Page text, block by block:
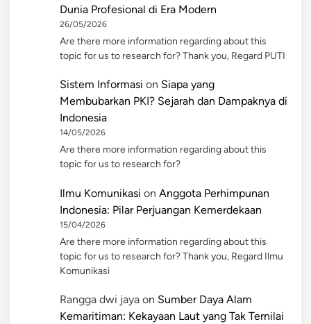
Dunia Profesional di Era Modern
26/05/2026
Are there more information regarding about this
topic for us to research for? Thank you, Regard PUTI
Sistem Informasi on Siapa yang
Membubarkan PKI? Sejarah dan Dampaknya di
Indonesia
14/05/2026
Are there more information regarding about this
topic for us to research for?
Ilmu Komunikasi on Anggota Perhimpunan
Indonesia: Pilar Perjuangan Kemerdekaan
15/04/2026
Are there more information regarding about this
topic for us to research for? Thank you, Regard Ilmu
Komunikasi
Rangga dwi jaya on Sumber Daya Alam
Kemaritiman: Kekayaan Laut yang Tak Ternilai